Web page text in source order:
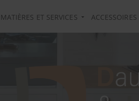
MATIÈRES ET SERVICES ACCESSOIRES